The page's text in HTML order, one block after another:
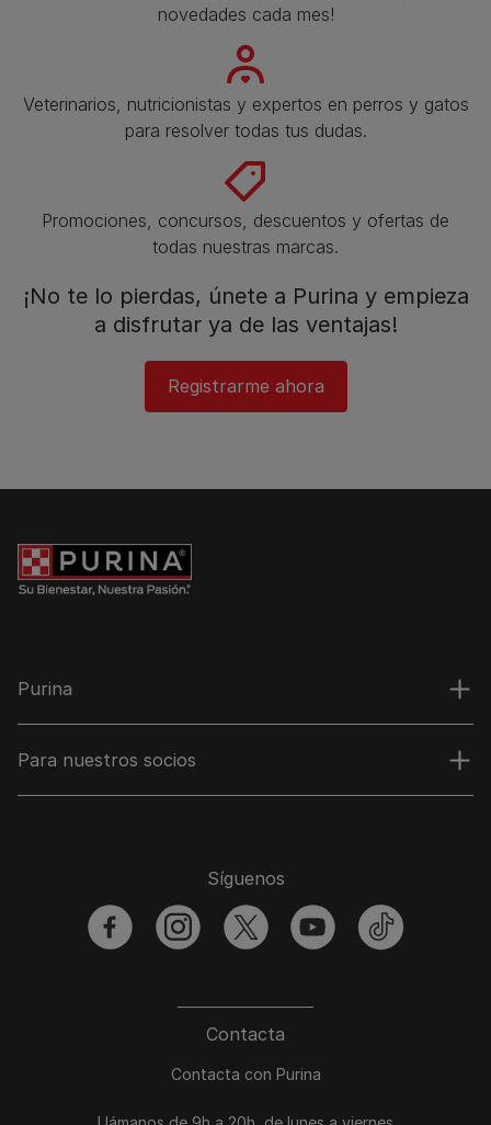
novedades cada mes!
Veterinarios, nutricionistas y expertos en perros y gatos
para resolver todas tus dudas.​
Promociones, concursos, descuentos y ofertas de
todas nuestras marcas.​
¡No te lo pierdas, únete a Purina y empieza
a disfrutar ya de las ventajas!​
Registrarme ahora
Purina
Para nuestros socios
Contacta
Contacta con Purina
Síguenos
facebookinstagramtwitter youtubetiktok